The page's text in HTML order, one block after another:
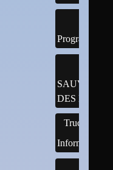
DES
Trucs
Informatiques